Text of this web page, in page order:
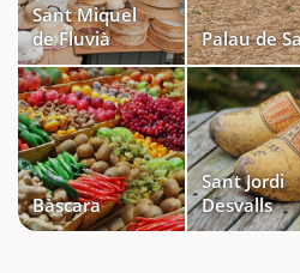
Sant Miquel
de Fluvià
Palau de
Bàscara
Sant Jordi
Desvalls